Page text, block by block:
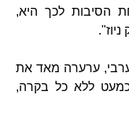
הסיבות לכך היא,
ערערה מאד את
ללא כל בקרה,